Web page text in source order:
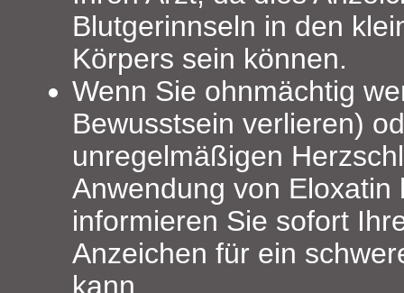
Blutgerinnseln in den
Körpers sein können.
Wenn Sie ohnmächtig
Bewusstsein verlieren)
unregelmäßigen
Anwendung von Eloxatin
informieren Sie sofort
Anzeichen für ein
kann.